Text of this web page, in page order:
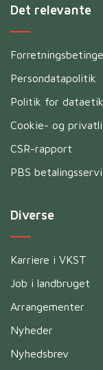
Det relevante
Persondatapolitik
Politik for dataetik
Cookie- og
CSR-rapport
PBS
Diverse
Karriere i VKST
Job i landbruget
Arrangementer
Nyheder
Nyhedsbrev